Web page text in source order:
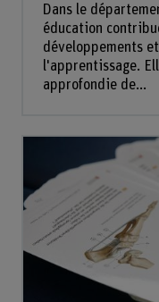
Dans le
éducation
développements
l'apprentissage.
approfondie de...